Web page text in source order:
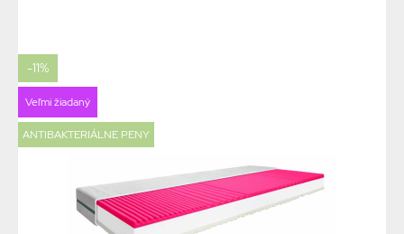
-11%
Veľmi žiadaný
ANTIBAKTERIÁLNE PENY